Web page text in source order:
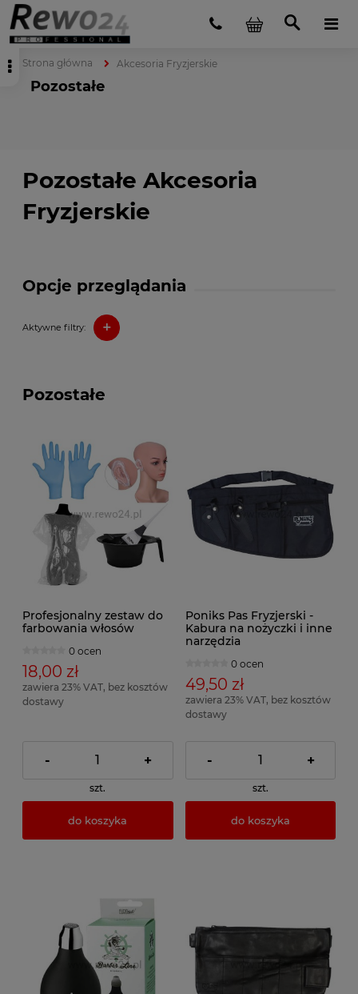
Strona główna Akcesoria Fryzjerskie
Pozostałe
Opcje przeglądania
Aktywne filtry: +
Pozostałe Akcesoria
Fryzjerskie
Pozostałe
Profesjonalny zestaw do
farbowania włosów
0 ocen
18,00 zł
zawiera 23% VAT, bez kosztów
dostawy
- +
szt.
do koszyka
Poniks Pas Fryzjerski -
Kabura na nożyczki i inne
narzędzia
0 ocen
49,50 zł
zawiera 23% VAT, bez kosztów
dostawy
- +
szt.
do koszyka